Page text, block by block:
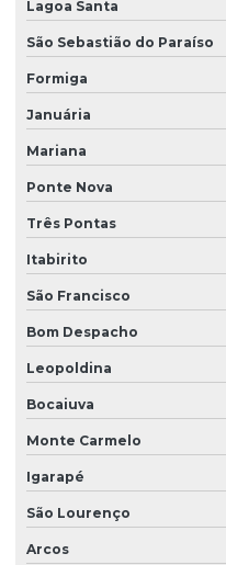
Serviço de automação
Serviço de
Serviço de programação de
Serviço de retrofit para
Serviço de retrofit e
Serviço de retrofit para
Soluções de automação
Soluções ihm para
Soluções de interface ihm
Lagoa Santa
São Sebastião do Paraíso
Formiga
Januária
Mariana
Ponte Nova
Três Pontas
Itabirito
São Francisco
Bom Despacho
Leopoldina
Bocaiuva
Monte Carmelo
Igarapé
São Lourenço
Arcos